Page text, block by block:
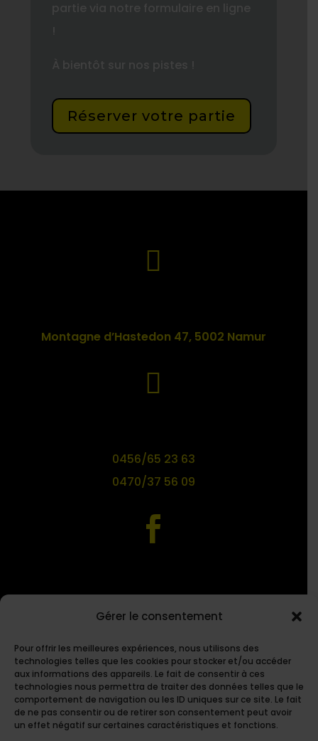
Gérer le consentement
Pour offrir les meilleures expériences, nous utilisons des
technologies telles que les cookies pour stocker et/ou accéder
aux informations des appareils. Le fait de consentir à ces
technologies nous permettra de traiter des données telles que le
comportement de navigation ou les ID uniques sur ce site. Le fait
de ne pas consentir ou de retirer son consentement peut avoir
un effet négatif sur certaines caractéristiques et fonctions.
Réserver votre partie

Montagne d’Hastedon 47, 5002 Namur

0456/65 23 63
0470/37 56 09


N° de l'entreprise
0416.016.766